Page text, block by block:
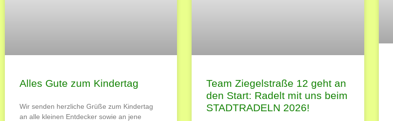
Alles Gute zum Kindertag
Wir senden herzliche Grüße zum Kindertag
an alle kleinen Entdecker sowie an jene
Team Ziegelstraße 12 geht an
den Start: Radelt mit uns beim
STADTRADELN 2026!